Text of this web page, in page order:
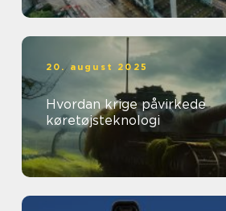
20. august 2025
Hvordan krige påvirkede
køretøjsteknologi